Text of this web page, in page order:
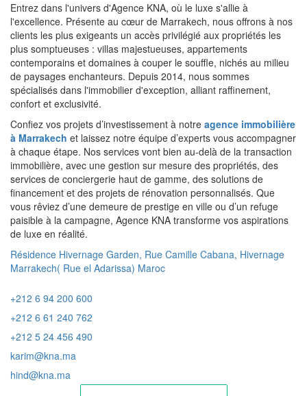
Entrez dans l'univers d'Agence KNA, où le luxe s'allie à
l'excellence. Présente au cœur de Marrakech, nous offrons à nos
clients les plus exigeants un accès privilégié aux propriétés les
plus somptueuses : villas majestueuses, appartements
contemporains et domaines à couper le souffle, nichés au milieu
de paysages enchanteurs. Depuis 2014, nous sommes
spécialisés dans l'immobilier d'exception, alliant raffinement,
confort et exclusivité.
Confiez vos projets d’investissement à notre agence immobilière
à Marrakech et laissez notre équipe d’experts vous accompagner
à chaque étape. Nos services vont bien au-delà de la transaction
immobilière, avec une gestion sur mesure des propriétés, des
services de conciergerie haut de gamme, des solutions de
financement et des projets de rénovation personnalisés. Que
vous rêviez d’une demeure de prestige en ville ou d’un refuge
paisible à la campagne, Agence KNA transforme vos aspirations
de luxe en réalité.
Résidence Hivernage Garden, Rue Camille Cabana, Hivernage
Marrakech( Rue el Adarissa) Maroc
+212 6 94 200 600
+212 6 61 240 762
+212 5 24 456 490
karim@kna.ma
hind@kna.ma